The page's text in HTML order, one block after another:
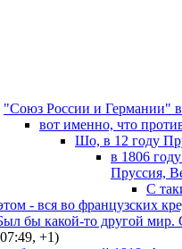
"Союз России и Германии" в
вот именно, что
Шо, в 12 году
в 1806
Пруссия,
С
- вся во французских
бы какой-то другой мир.
, +1)